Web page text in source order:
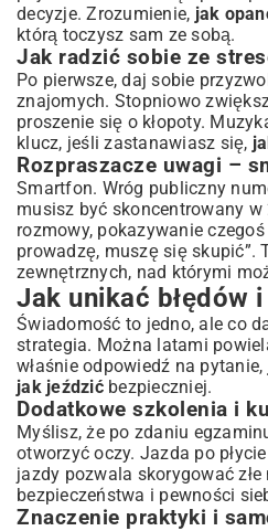
decyzje. Zrozumienie, jak
którą toczysz sam ze sobą.
Jak radzić sobie ze
Po pierwsze, daj sobie
znajomych. Stopniowo
proszenie się o kłopoty.
klucz, jeśli zastanawiasz się,
Rozpraszacze uwagi –
Smartfon. Wróg publiczny
musisz być skoncentrowany w
rozmowy, pokazywanie
prowadzę, muszę się
zewnętrznych, nad którymi
Jak unikać błędów
Świadomość to jedno, ale co
strategia. Można latami
właśnie odpowiedź na pytanie,
jak jeździćbezpieczniej.
Dodatkowe szkolenia i
Myślisz, że po zdaniu
otworzyć oczy. Jazda po
jazdy pozwala skorygować
bezpieczeństwa i pewności
Znaczenie praktyki i